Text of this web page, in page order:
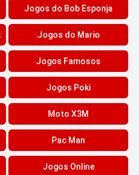
Jogos do Bob Esponja
Jogos do Mario
Jogos Famosos
Jogos Poki
Moto X3M
Pac Man
Jogos Online